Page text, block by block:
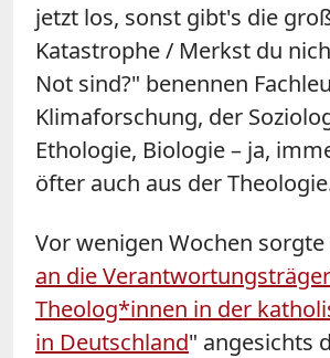
jetzt los, sonst gibt's die
Katastrophe / Merkst du
Not sind?" benennen
Klimaforschung, der
Ethologie, Biologie – ja,
öfter auch aus der
Vor wenigen Wochen sorgte
an die
Theolog*innen in der
in Deutschland" angesichts